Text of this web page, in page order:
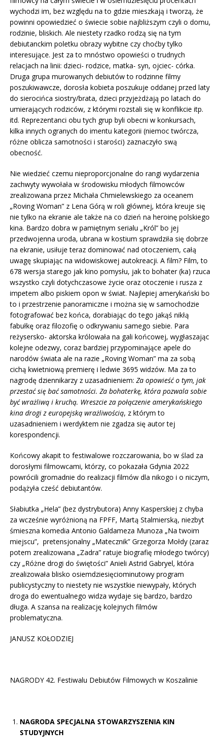
wychodzi im, bez względu na to gdzie mieszkają i tworzą, że
powinni opowiedzieć o świecie sobie najbliższym czyli o domu,
rodzinie, bliskich. Ale niestety rzadko rodzą się na tym
debiutanckim poletku obrazy wybitne czy choćby tylko
interesujące. Jest za to mnóstwo opowieści o trudnych
relacjach na linii: dzieci- rodzice, matka- syn, ojciec- córka.
Druga grupa murowanych debiutów to rodzinne filmy
poszukiwawcze, dorosła kobieta poszukuje oddanej przed laty
do sierocińca siostry/brata, dzieci przyjeżdżają po latach do
umierających rodziców, z którymi rozstali się w konflikcie itp.
itd. Reprezentanci obu tych grup byli obecni w konkursach,
kilka innych ogranych do imentu kategorii (niemoc twórcza,
różne oblicza samotności i starości) zaznaczyło swą
obecność.
Nie wiedzieć czemu nieproporcjonalne do rangi wydarzenia
zachwyty wywołała w środowisku młodych filmowców
zrealizowana przez Michała Chmielewskiego za oceanem
„Roving Woman” z Lena Górą w roli głównej, która kreuje się
nie tylko na ekranie ale także na co dzień na heroinę polskiego
kina. Bardzo dobra w pamiętnym serialu „Król” bo jej
przedwojenna uroda, ubrana w kostium sprawdziła się dobrze
na ekranie, usiłuje teraz dominować nad otoczeniem, całą
uwagę skupiając na widowiskowej autokreacji. A film? Film, to
678 wersja starego jak kino pomysłu, jak to bohater (ka) rzuca
wszystko czyli dotychczasowe życie oraz otoczenie i rusza z
impetem albo piskiem opon w świat. Najlepiej amerykański bo
to i przestrzenie panoramiczne i można się w samochodzie
fotografować bez końca, dorabiając do tego jakąś nikłą
fabułkę oraz filozofię o odkrywaniu samego siebie. Para
reżysersko- aktorska królowała na gali końcowej, wygłaszając
kolejne odezwy, coraz bardziej przypominające apele do
narodów świata ale na razie „Roving Woman” ma za sobą
cichą kwietniową premierę i ledwie 3695 widzów. Ma za to
nagrodę dziennikarzy z uzasadnieniem: Za opowieść o tym, jak
przestać się bać samotności. Za bohaterkę, która pozwala sobie
być wrażliwą i kruchą. Wreszcie za połączenie amerykańskiego
kina drogi z europejską wrażliwością, z którym to
uzasadnieniem i werdyktem nie zgadza się autor tej
korespondencji.
Końcowy akapit to festiwalowe rozczarowania, bo w ślad za
dorosłymi filmowcami, którzy, co pokazała Gdynia 2022
powrócili gromadnie do realizacji filmów dla nikogo i o niczym,
podążyła cześć debiutantów.
Słabiutka „Hela” (bez dystrybutora) Anny Kasperskiej z chyba
za wcześnie wyróżnioną na FPFF, Martą Stalmierską, niezbyt
śmieszna komedia Antonio Galdameza Munoza „Na twoim
miejscu”, pretensjonalny „Matecznik” Grzegorza Mołdy (zaraz
potem zrealizowana „Zadra” ratuje biografię młodego twórcy)
czy „Różne drogi do świętości” Anieli Astrid Gabryel, która
zrealizowała blisko osiemdziesięciominutowy program
publicystyczny to niestety nie wszystkie niewypały, których
droga do ewentualnego widza wydaje się bardzo, bardzo
długa. A szansa na realizację kolejnych filmów
problematyczna.
JANUSZ KOŁODZIEJ
NAGRODY 42. Festiwalu Debiutów Filmowych w Koszalinie
NAGRODA SPECJALNA STOWARZYSZENIA KIN
STUDYJNYCH